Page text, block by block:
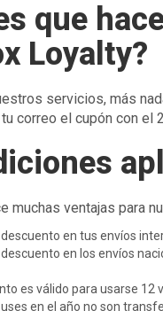
que
Loyalty?
servicios, más
correo el cupón con el
muchas ventajas para
en tus envíos
en los envíos
es válido para usarse
en el año no son